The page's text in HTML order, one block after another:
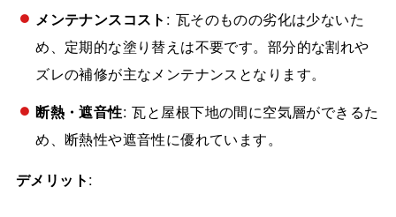
メンテナンスコスト : 瓦そのものの劣化は少ないた
め、定期的な塗り替えは不要です。部分的な割れや
ズレの補修が主なメンテナンスとなります。
断熱・遮音性: 瓦と屋根下地の間に空気層ができるた
め、断熱性や遮音性に優れています。
デメリット: